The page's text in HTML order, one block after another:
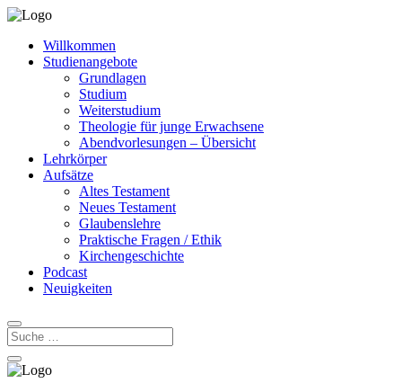
Willkommen
Studienangebote
Grundlagen
Studium
Weiterstudium
Theologie für junge Erwachsene
Abendvorlesungen – Übersicht
Lehrkörper
Aufsätze
Altes Testament
Neues Testament
Glaubenslehre
Praktische Fragen / Ethik
Kirchengeschichte
Podcast
Neuigkeiten